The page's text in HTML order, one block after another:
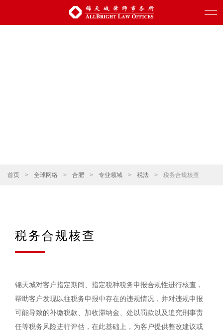
首页 > 全球网络 > 合肥 > 专业领域 > 税法 > 税务合规核查
税务合规核查
锦天城对客户指定期间、指定税种税务申报合规性进行核查，
帮助客户发现以往税务申报中存在的违规情况，并对违规申报
可能导致的补缴税款、加收滞纳金、处以罚款以及追究刑事责
任等税务风险进行评估，在此基础上，为客户提供整改建议或